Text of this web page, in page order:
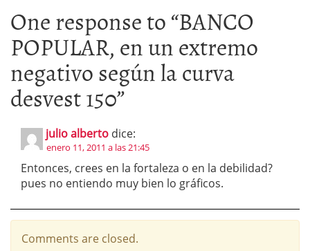
One response to “BANCO
POPULAR, en un extremo
negativo según la curva
desvest 150”
julio alberto dice:
enero 11, 2011 a las 21:45
Entonces, crees en la fortaleza o en la debilidad?
pues no entiendo muy bien lo gráficos.
Comments are closed.